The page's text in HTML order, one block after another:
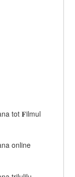
tot 𝐅ilmul
online